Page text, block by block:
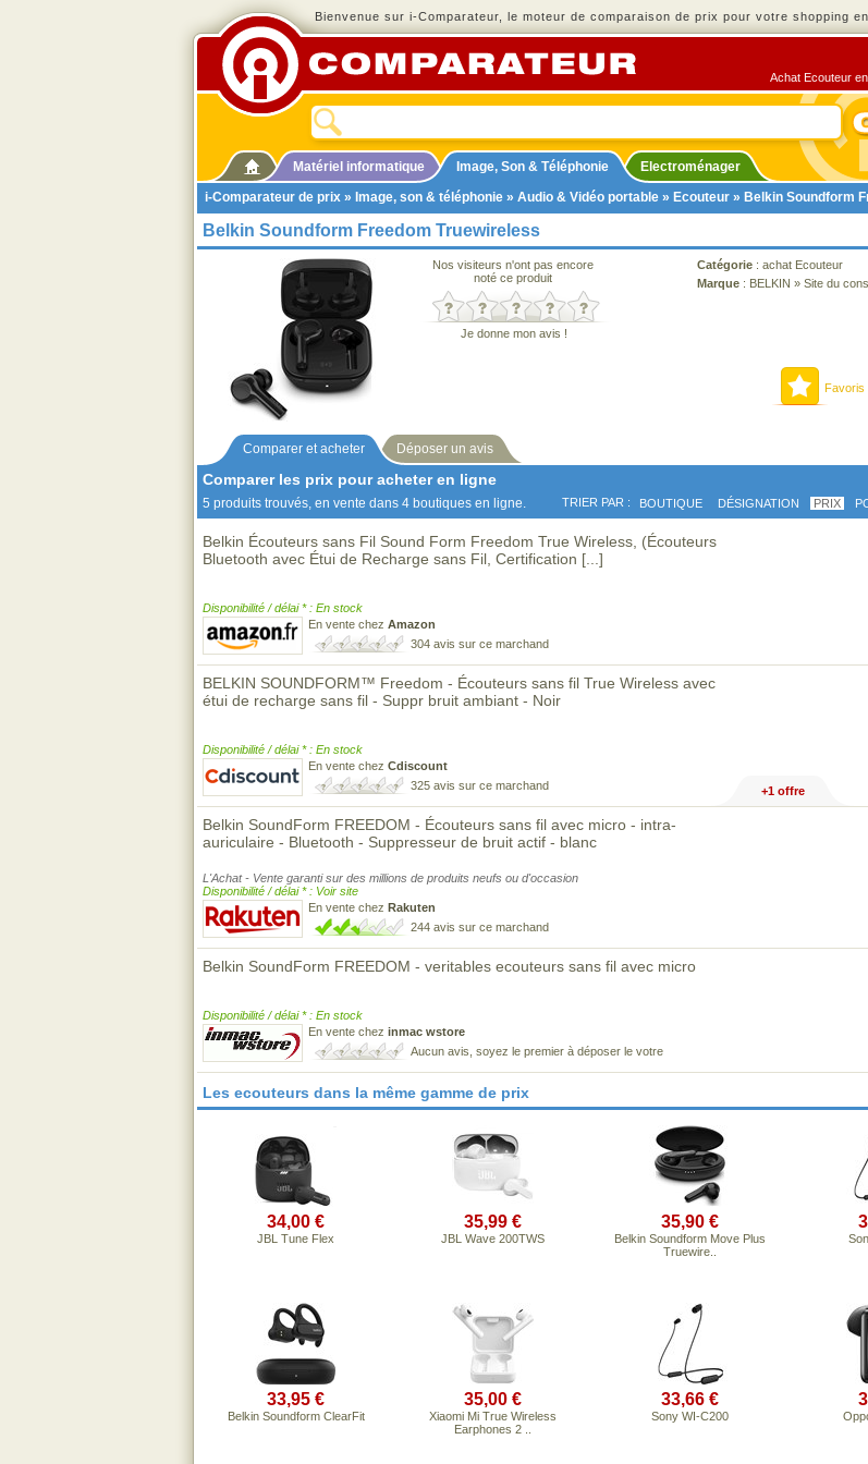
Bienvenue sur i-Comparateur, le moteur de comparaison de prix pour votre shopping en
Achat Ecouteur
Matériel informatique Image, Son & Téléphonie
Electroménager
i-Comparateur de prix » Image, son & téléphonie » Audio & Vidéo portable » Ecouteur » Belkin Soundform
Belkin Soundform Freedom Truewireless
Nos visiteurs n'ont pas encore
noté ce produit
Je donne mon avis !
Catégorie : achat Ecouteur
Marque : BELKIN » Site du
Favoris
Comparer et acheter Déposer un avis
Comparer les prix pour acheter en ligne
5 produits trouvés, en vente dans 4 boutiques en ligne. TRIER PAR : BOUTIQUE DÉSIGNATION PRIX
Belkin Écouteurs sans Fil Sound Form Freedom True Wireless, (Écouteurs
Bluetooth avec Étui de Recharge sans Fil, Certification [...]
Disponibilité / délai * : En stock
En vente chez Amazon
304 avis sur ce marchand
BELKIN SOUNDFORM™ Freedom - Écouteurs sans fil True Wireless avec
étui de recharge sans fil - Suppr bruit ambiant - Noir
Disponibilité / délai * : En stock
En vente chez Cdiscount
325 avis sur ce marchand
+1 offre
Belkin SoundForm FREEDOM - Écouteurs sans fil avec micro - intra-
auriculaire - Bluetooth - Suppresseur de bruit actif - blanc
L'Achat - Vente garanti sur des millions de produits neufs ou d'occasion
Disponibilité / délai * : Voir site
En vente chez Rakuten
244 avis sur ce marchand
Belkin SoundForm FREEDOM - veritables ecouteurs sans fil avec micro
Disponibilité / délai * : En stock
En vente chez inmac wstore
Aucun avis, soyez le premier à déposer le votre
Les ecouteurs dans la même gamme de prix
34,00 €
JBL Tune Flex
35,99 €
JBL Wave 200TWS
35,90 €
Belkin Soundform Move Plus
Truewire..
33,95 €
Belkin Soundform ClearFit
35,00 €
Xiaomi Mi True Wireless
Earphones 2 ..
33,66 €
Sony WI-C200